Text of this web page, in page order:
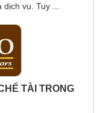
vụ. Tuy ...
TÀI TRONG